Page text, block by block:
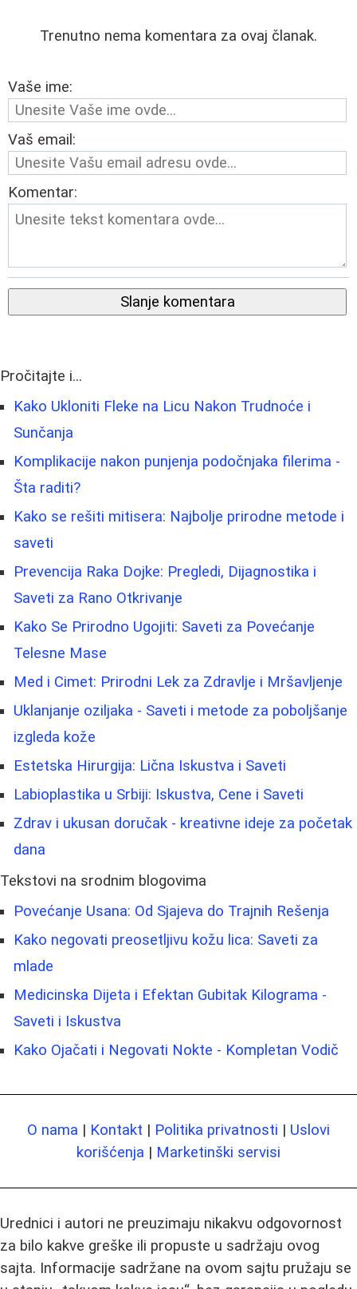
Trenutno nema komentara za ovaj članak.
Vaše ime:
Vaš email:
Komentar:
Slanje komentara
Pročitajte i...
Kako Ukloniti Fleke na Licu Nakon Trudnoće i
Sunčanja
Komplikacije nakon punjenja podočnjaka filerima -
Šta raditi?
Kako se rešiti mitisera: Najbolje prirodne metode i
saveti
Prevencija Raka Dojke: Pregledi, Dijagnostika i
Saveti za Rano Otkrivanje
Kako Se Prirodno Ugojiti: Saveti za Povećanje
Telesne Mase
Med i Cimet: Prirodni Lek za Zdravlje i Mršavljenje
Uklanjanje oziljaka - Saveti i metode za poboljšanje
izgleda kože
Estetska Hirurgija: Lična Iskustva i Saveti
Labioplastika u Srbiji: Iskustva, Cene i Saveti
Zdrav i ukusan doručak - kreativne ideje za početak
dana
Tekstovi na srodnim blogovima
Povećanje Usana: Od Sjajeva do Trajnih Rešenja
Kako negovati preosetljivu kožu lica: Saveti za
mlade
Medicinska Dijeta i Efektan Gubitak Kilograma -
Saveti i Iskustva
Kako Ojačati i Negovati Nokte - Kompletan Vodič
O nama | Kontakt | Politika privatnosti | Uslovi
korišćenja | Marketinški servisi
Urednici i autori ne preuzimaju nikakvu odgovornost
za bilo kakve greške ili propuste u sadržaju ovog
sajta. Informacije sadržane na ovom sajtu pružaju se